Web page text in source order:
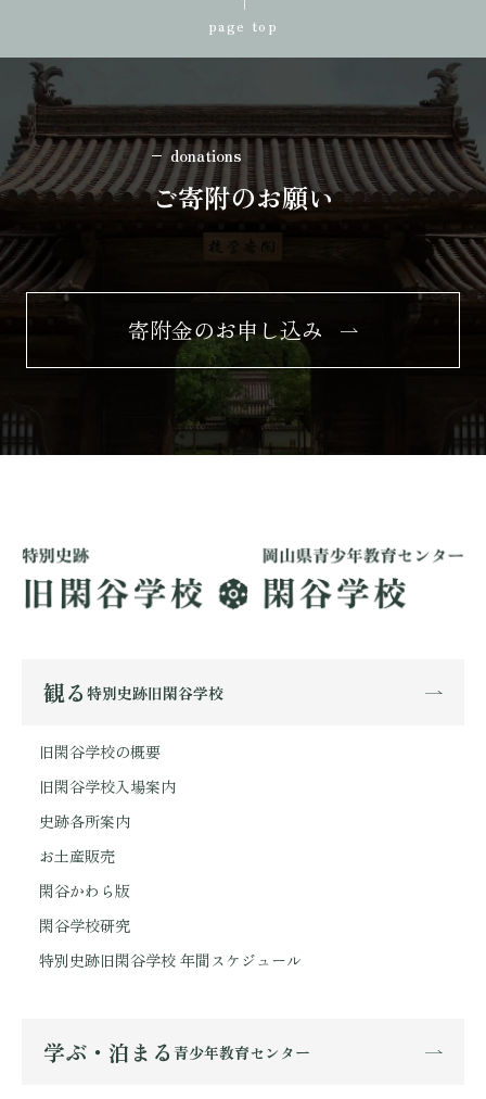
page top
donations
ご寄附のお願い
寄附金のお申し込み
観る 特別史跡旧閑谷学校
旧閑谷学校の概要
旧閑谷学校入場案内
史跡各所案内
お土産販売
閑谷かわら版
閑谷学校研究
特別史跡旧閑谷学校 年間スケジュール
学ぶ・泊まる 青少年教育センター